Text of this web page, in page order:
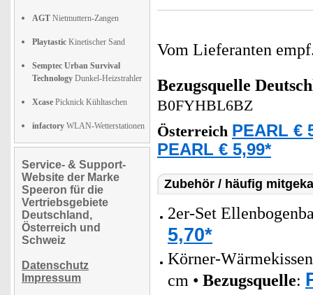
AGT Nietmuttern-Zangen
Playtastic Kinetischer Sand
Semptec Urban Survival
Technology Dunkel-Heizstrahler
Xcase Picknick Kühltaschen
infactory WLAN-Wetterstationen
Service- & Support-
Website der Marke
Speeron für die
Vertriebsgebiete
Deutschland,
Österreich und
Schweiz
Datenschutz
Impressum
Vom Lieferanten
Bezugsquelle
B0FYHBL6BZ
Österreich PEARL €
PEARL € 5,99*
Zubehör / häufig
2er-Set
5,70*
Körner-
cm • Bezugsquelle: